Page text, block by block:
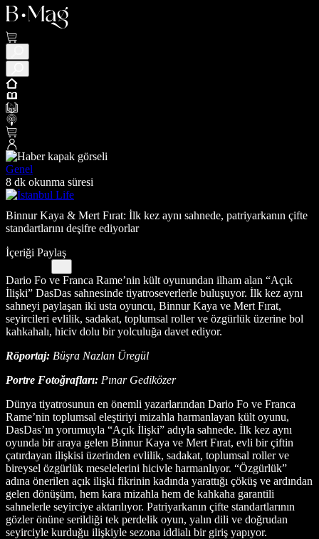
Genel
8 dk okunma süresi
Binnur Kaya & Mert Fırat: İlk kez aynı sahnede, patriyarkanın çifte
standartlarını deşifre ediyorlar
İçeriği Paylaş
Dario Fo ve Franca Rame’nin kült oyunundan ilham alan “Açık
İlişki” DasDas sahnesinde tiyatroseverlerle buluşuyor. İlk kez aynı
sahneyi paylaşan iki usta oyuncu, Binnur Kaya ve Mert Fırat,
seyircileri evlilik, sadakat, toplumsal roller ve özgürlük üzerine bol
kahkahalı, hiciv dolu bir yolculuğa davet ediyor.
Röportaj: Büşra Nazlan Üregül
Portre Fotoğrafları: Pınar Gediközer
Dünya tiyatrosunun en önemli yazarlarından Dario Fo ve Franca
Rame’nin toplumsal eleştiriyi mizahla harmanlayan kült oyunu,
DasDas’ın yorumuyla “Açık İlişki” adıyla sahnede. İlk kez aynı
oyunda bir araya gelen Binnur Kaya ve Mert Fırat, evli bir çiftin
çatırdayan ilişkisi üzerinden evlilik, sadakat, toplumsal roller ve
bireysel özgürlük meselelerini hicivle harmanlıyor. “Özgürlük”
adına önerilen açık ilişki fikrinin kadında yarattığı çöküş ve ardından
gelen dönüşüm, hem kara mizahla hem de kahkaha garantili
sahnelerle seyirciye aktarılıyor. Patriyarkanın çifte standartlarının
gözler önüne serildiği tek perdelik oyun, yalın dili ve doğrudan
seyirciyle kurduğu ilişkiyle sezona iddialı bir giriş yapıyor.